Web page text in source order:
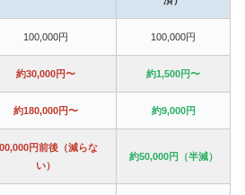
100,000円 100,000円
約30,000円〜 約1,500円〜
約180,000円〜 約9,000円
円前後（減らな
い）
約50,000円（半減）